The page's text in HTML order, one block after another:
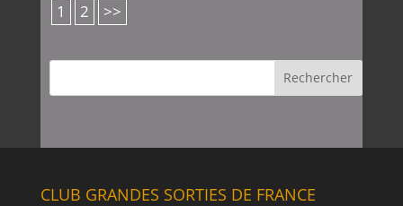
1
2 >>
CLUB GRANDES SORTIES DE FRANCE